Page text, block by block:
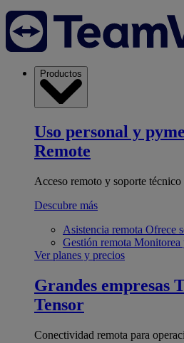
Productos
Uso personal y
Remote
Acceso remoto y soporte técnico
Descubre más
Asistencia remota Ofrece
Gestión remota Monitorea
Ver planes y precios
Grandes empresas
Tensor
Conectividad remota para